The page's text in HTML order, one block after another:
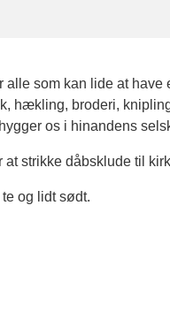
som kan lide at have
hækling, broderi,
os i hinandens
at strikke dåbsklude til
og lidt sødt.